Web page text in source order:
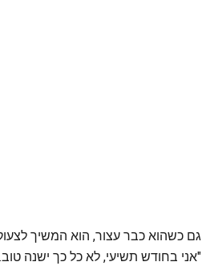
"אני בחודש תשיעי, לא כל כך ישנה